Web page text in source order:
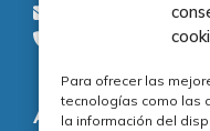
Para ofrecer las
tecnologías como las
la información del
Tel.: 91 811 73 02
Adecuación